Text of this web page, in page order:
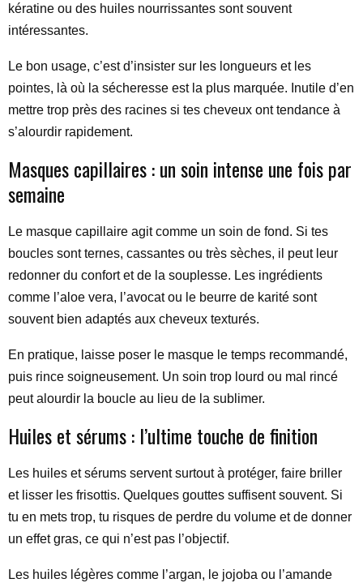
kératine ou des huiles nourrissantes sont souvent
intéressantes.
Le bon usage, c’est d’insister sur les longueurs et les
pointes, là où la sécheresse est la plus marquée. Inutile d’en
mettre trop près des racines si tes cheveux ont tendance à
s’alourdir rapidement.
Masques capillaires : un soin intense une fois par
semaine
Le masque capillaire agit comme un soin de fond. Si tes
boucles sont ternes, cassantes ou très sèches, il peut leur
redonner du confort et de la souplesse. Les ingrédients
comme l’aloe vera, l’avocat ou le beurre de karité sont
souvent bien adaptés aux cheveux texturés.
En pratique, laisse poser le masque le temps recommandé,
puis rince soigneusement. Un soin trop lourd ou mal rincé
peut alourdir la boucle au lieu de la sublimer.
Huiles et sérums : l’ultime touche de finition
Les huiles et sérums servent surtout à protéger, faire briller
et lisser les frisottis. Quelques gouttes suffisent souvent. Si
tu en mets trop, tu risques de perdre du volume et de donner
un effet gras, ce qui n’est pas l’objectif.
Les huiles légères comme l’argan, le jojoba ou l’amande